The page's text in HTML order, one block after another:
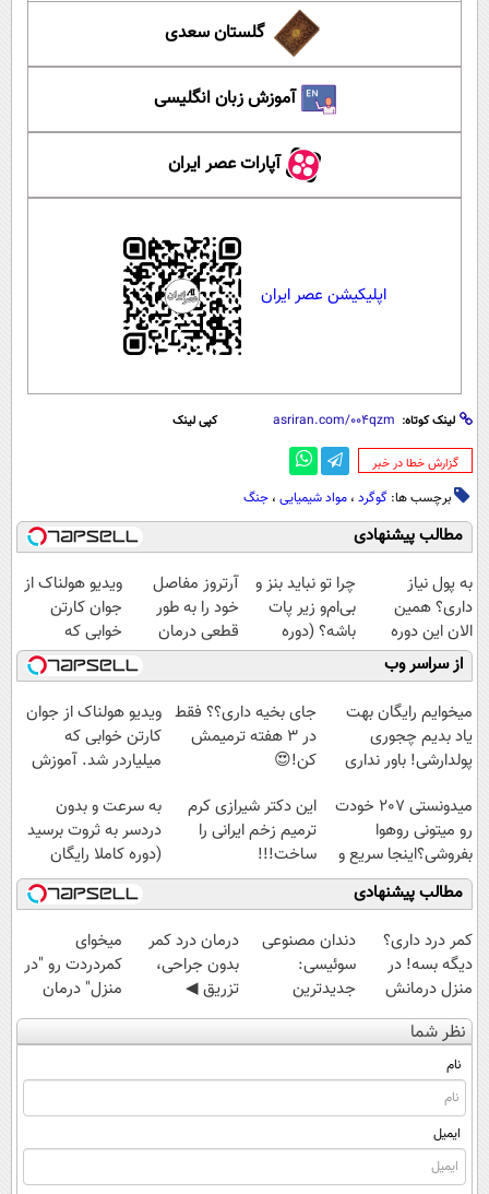
گلستان سعدی
آموزش زبان انگلیسی
آپارات عصر ایران
اپلیکیشن عصر ایران
لینک کوتاه: کپی لینک
‌گزارش خطا در خبر
برچسب ها: گوگرد ، مواد شیمیایی ، جنگ
مطالب پیشنهادی
به پول نیاز
داری؟ همین
الان این دوره
رایگان رو شرکت
کن تا دیر نشده!
چرا تو نباید بنز و
بی‌ام‌و زیر پات
باشه؟ (دوره
رایگان درآمد
میلیاردی)
آرتروز مفاصل
خود را به طور
قطعی درمان
کنید!
◗پرسش‌نامه◖
ویدیو هولناک از
جوان کارتن
خوابی که
میلیاردر شد.
آموزش رایگان
از سراسر وب
میخوایم رایگان بهت
یاد بدیم چجوری
پولدارشی! باور نداری
جای بخیه داری؟؟ فقط
در 3 هفته ترمیمش
کن!😍
ویدیو هولناک از جوان
کارتن خوابی که
میلیاردر شد. آموزش
میدونستی 207 خودت
رو میتونی روهوا
بفروشی؟اینجا سریع و
راحت بفروش
این دکتر شیرازی کرم
ترمیم زخم ایرانی را
ساخت!!!
به سرعت و بدون
دردسر به ثروت برسید
(دوره کاملا رایگان
پولسازی)
مطالب پیشنهادی
کمر درد داری؟
دیگه بسه! در
منزل درمانش
کن
(◀پرسش‌نامه)
دندان مصنوعی
سوئیسی:
جدیدترین
فناوری اروپا،
درمان درد کمر
بدون جراحی،
تزریق ◀
پرسش‌نامه رو پر
میخوای
کمردردت رو "در
منزل" درمان
کنی؟ (◂فیلم +
نظر شما
نام
ایمیل